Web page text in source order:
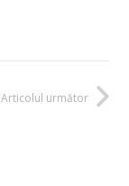
Articolul următor